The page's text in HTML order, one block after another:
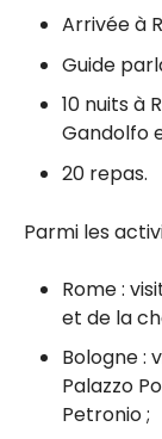
Arrivée à
Guide
10 nuits à
Gandolfo
20 repas.
Parmi les
Rome :
et de la
Bologne :
Palazzo
Petronio ;